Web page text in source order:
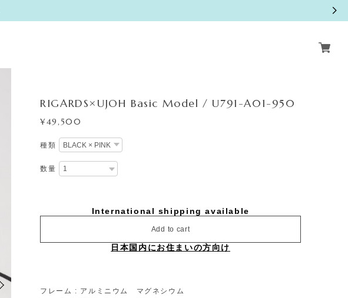
RIGARDS×UJOH Basic Model / U791-A01-950
¥49,500
種類
数量
International shipping available
Add to cart
日本国内にお住まいの方向け
フレーム : アルミニウム マグネシウム